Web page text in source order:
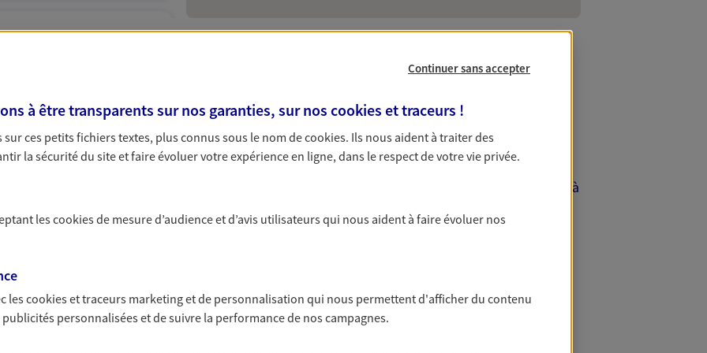
WEB
d'assurance AXA à Antony
à vous besoin et proche de votre maison ? Que vous souhaitiez souscrire à une
ou une complémentaire santé, les agences AXA à Antony sauront vous informer. Grâce à
des alternatives clé en main et personnalisées à vos plans.
à Antony ? AXA vous propose une solution sur mesure. Venez en agence pour établir votre
avec notre conseiller. Vous pouvez également réaliser facilement et rapidement votre
Continuer sans accepter
à être transparents sur nos garanties, sur nos cookies et traceurs !
ces petits fichiers textes, plus connus sous le nom decookies. Ils nous aident à traiter des
la sécurité du site et faire évoluer votre expérience en ligne, dans le respect de votre vie privée.
lescookiesde mesure d’audience et d’avis utilisateurs qui nous aident à faire évoluer nos
lescookies et traceurs marketing et de personnalisation qui nous permettent d'afficher du contenu
personnalisées et de suivre la performance de nos campagnes.